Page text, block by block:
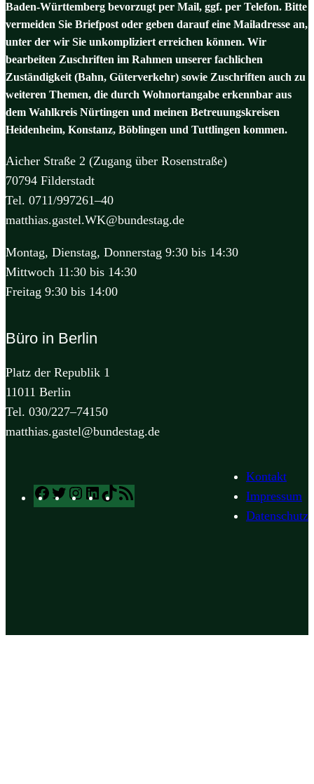
Baden-Württemberg bevorzugt per Mail, ggf. per Telefon. Bitte
vermeiden Sie Briefpost oder geben darauf eine Mailadresse an,
unter der wir Sie unkompliziert erreichen können. Wir
bearbeiten Zuschriften im Rahmen unserer fachlichen
Zuständigkeit (Bahn, Güterverkehr) sowie Zuschriften auch zu
weiteren Themen, die durch Wohnortangabe erkennbar aus
dem Wahlkreis Nürtingen und meinen Betreuungskreisen
Heidenheim, Konstanz, Böblingen und Tuttlingen kommen.
Aicher Straße 2 (Zugang über Rosenstraße)
70794 Filderstadt
Tel. 0711/997261–40
matthias.gastel.WK@bundestag.de
Montag, Dienstag, Donnerstag 9:30 bis 14:30
Mittwoch 11:30 bis 14:30
Freitag 9:30 bis 14:00
Büro in Berlin
Platz der Republik 1
11011 Berlin
Tel. 030/227–74150
matthias.gastel@bundestag.de
Facebook
TwitterInstagram
LinkedIn
TikTok
Kontakt
Impressum
Datenschutz